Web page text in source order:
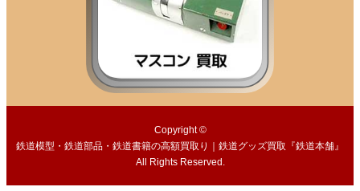
Copyright ©
鉄道模型・鉄道部品・鉄道書籍の高額買取り｜鉄道グッズ買取『鉄道本舗』
All Rights Reserved.